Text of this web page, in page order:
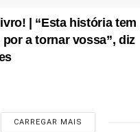
| “Esta história
a tornar vossa”, diz
CARREGAR MAIS